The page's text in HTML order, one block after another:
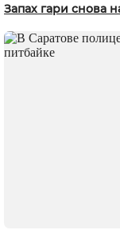
Запах гари снова